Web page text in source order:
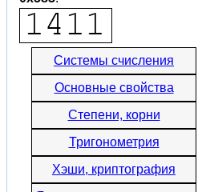
Системы счисления
Основные свойства
Степени, корни
Тригонометрия
Хэши, криптография